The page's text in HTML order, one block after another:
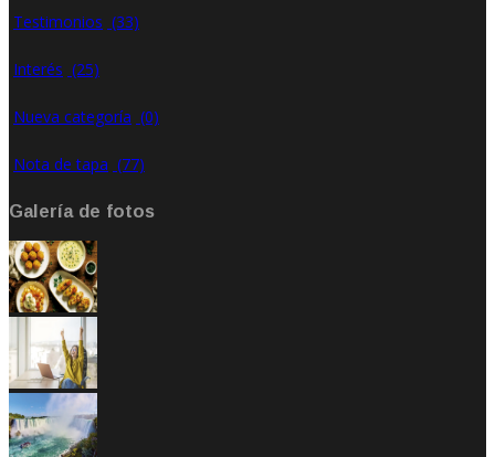
Testimonios (33)
Interés (25)
Nueva categoría (0)
Nota de tapa (77)
Galería de fotos